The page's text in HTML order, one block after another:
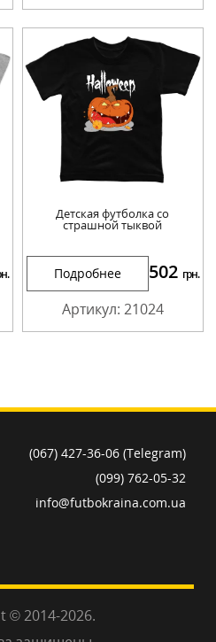
Детская футболка со
страшной тыквой
Подробнее 502 грн.
Артикул: 21024
(067) 427-36-06 (Telegram)
(099) 762-05-32
info@futbokraina.com.ua
© 2014-2026.